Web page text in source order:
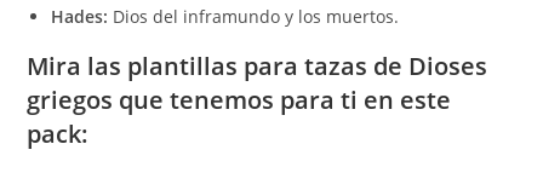
Hades: Dios del inframundo y los muertos.
Mira las plantillas para tazas de Dioses
griegos que tenemos para ti en este
pack: